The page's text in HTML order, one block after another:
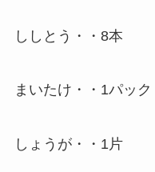
ししとう・・8本
まいたけ・・1パック
しょうが・・1片